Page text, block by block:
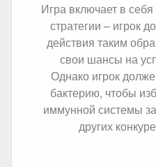
Игра включает в
стратегии – игрок
действия таким
свои шансы на
Однако игрок
бактерию, чтобы
иммунной системы
других